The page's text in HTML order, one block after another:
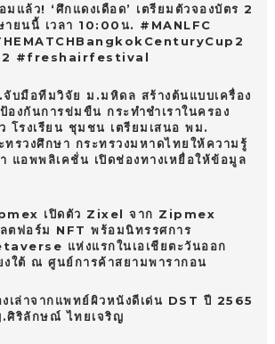
มแล้ว! ‘ศึกแดงเดือด’ เตรียมตัวจองบัตร 2
ายนนี้ เวลา 10:00น. #MANLFC
#freshairfestival
จับมือทีมวิจัย ม.มหิดล สร้างต้นแบบเครื่อง
องกันการข่มขืน กระทำชำเราในครอง
โรงเรียน ชุมชน เตรียมเสนอ พม.
ทรวงศึกษา กระทรวงมหาดไทยให้ความรู้
แอพพลิเคชั่น เปิดช่องทางเหยื่อให้ข้อมูล
เปิดตัว Zixel จาก Zipmex
ตฟอร์ม NFT พร้อมนิทรรศการ
แห่งแรกในเอเชียตะวันออก
งใต้ ณ ศูนย์การค้าสยามพารากอน
งเล่าจากแพทย์ผิวหนังดีเด่น DST ปี 2565
ศิริลักษณ์ ไทยเจริญ